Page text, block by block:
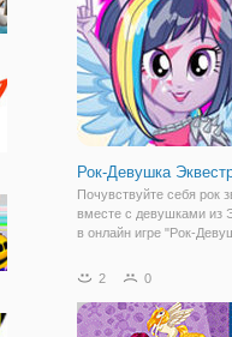
на хвосте - полиция.
Рок-Девушка
Почувствуйте себя рок
вместе с девушками из
в онлайн игре "Рок-
помогать девушкам из
фотосессии в стиле рок.
в
2 0